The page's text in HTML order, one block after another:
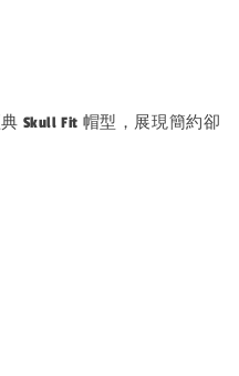
Skull Fit 帽型，展現簡約卻